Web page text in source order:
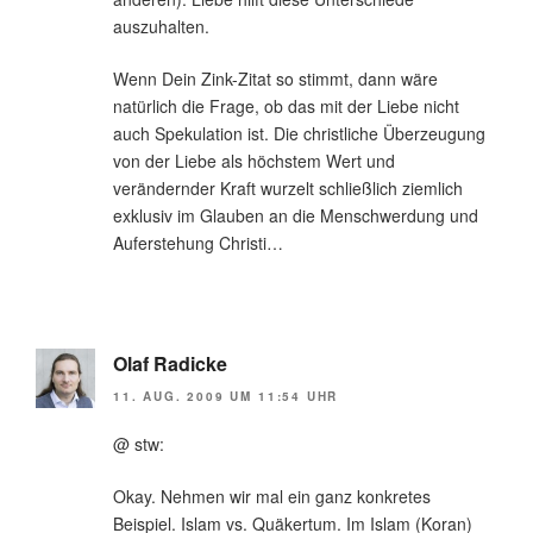
auszuhalten.
Wenn Dein Zink-Zitat so stimmt, dann wäre
natürlich die Frage, ob das mit der Liebe nicht
auch Spekulation ist. Die christliche Überzeugung
von der Liebe als höchstem Wert und
verändernder Kraft wurzelt schließlich ziemlich
exklusiv im Glauben an die Menschwerdung und
Auferstehung Christi…
Olaf Radicke
11. AUG. 2009 UM 11:54 UHR
@ stw:
Okay. Nehmen wir mal ein ganz konkretes
Beispiel. Islam vs. Quäkertum. Im Islam (Koran)